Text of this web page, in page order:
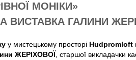
МОНІКИ»
ВИСТАВКА ГАЛИНИ
у мистецькому просторі Hudpromloft
ЖЕРІХОВОЇ , старшої викладачки